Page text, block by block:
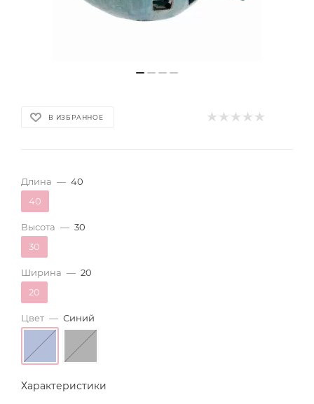
В ИЗБРАННОЕ
Длина — 40
40
Высота — 30
30
Ширина — 20
20
Цвет — Синий
Характеристики